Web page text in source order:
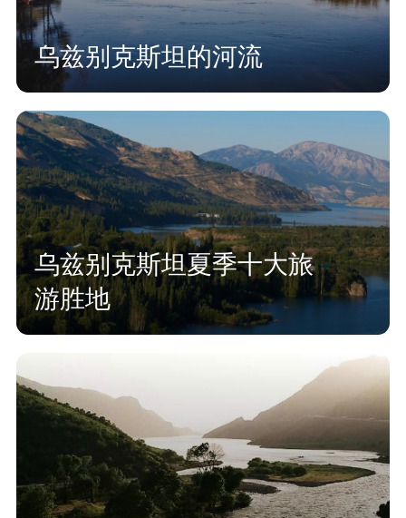
乌兹别克斯坦的河流
乌兹别克斯坦夏季十大旅
游胜地